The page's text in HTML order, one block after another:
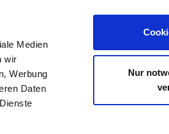
Medien
wir
Werbung
Daten
Nur
Wir über uns